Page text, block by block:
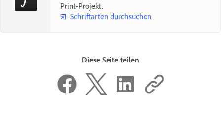
Print-Projekt.
Schriftarten durchsuchen
Diese Seite teilen